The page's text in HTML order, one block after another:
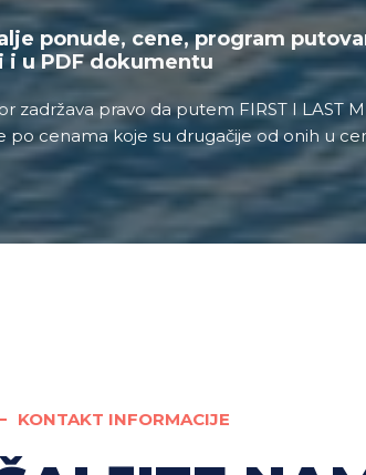
ponude, cene, program
i u PDF dokumentu
zadržava pravo da putem FIRST I LAST
po cenama koje su drugačije od onih u
KONTAKT INFORMACIJE